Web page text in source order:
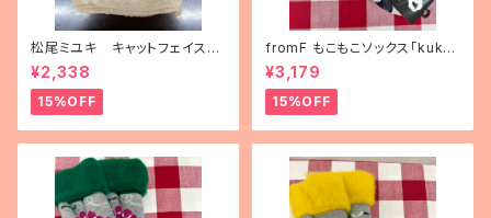
松尾ミユキ キャットフェイスブ
ランケット
¥2,338
15%OFF
fromF もこもこソックス「kukka
puutarha（花畑）」
¥3,179
15%OFF